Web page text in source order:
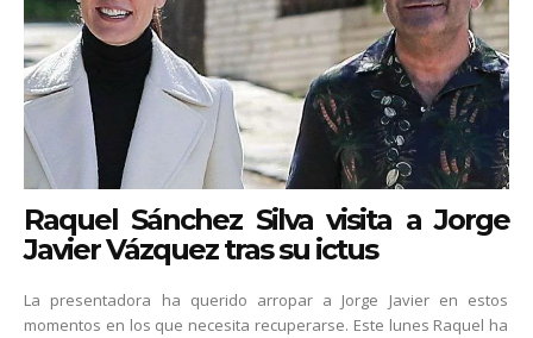
Raquel Sánchez Silva visita a Jorge
Javier Vázquez tras su ictus
La presentadora ha querido arropar a Jorge Javier en estos
momentos en los que necesita recuperarse. Este lunes Raquel ha